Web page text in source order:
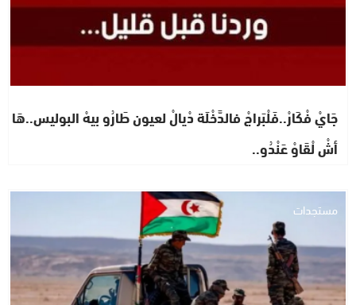
جَايْ فْكَارْ..فَلْبَراجْ فالدَّخْلَة دْيالْ لعيون طَارُو بيهْ البوليس..هَا
أشْ لْقَاوْ عَنْدُو..
مستجدات